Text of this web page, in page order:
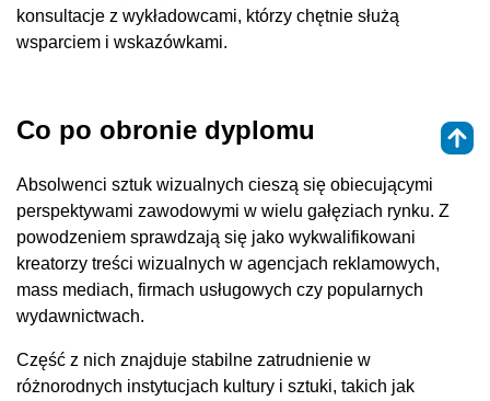
konsultacje z wykładowcami, którzy chętnie służą
wsparciem i wskazówkami.
Co po obronie dyplomu
Absolwenci sztuk wizualnych cieszą się obiecującymi
perspektywami zawodowymi w wielu gałęziach rynku. Z
powodzeniem sprawdzają się jako wykwalifikowani
kreatorzy treści wizualnych w agencjach reklamowych,
mass mediach, firmach usługowych czy popularnych
wydawnictwach.
Część z nich znajduje stabilne zatrudnienie w
różnorodnych instytucjach kultury i sztuki, takich jak